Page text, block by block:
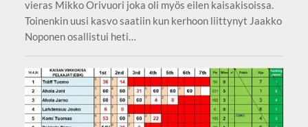
vieras Mikko Orivuori joka oli myös eilen kaisakisoissa.
Toinenkin uusi kasvo saatiin kun kerhoon liittynyt Jaakko
Noponen osallistui heti…